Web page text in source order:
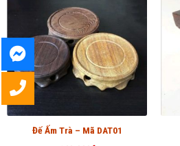
Đế Ấm Trà – Mã DAT01